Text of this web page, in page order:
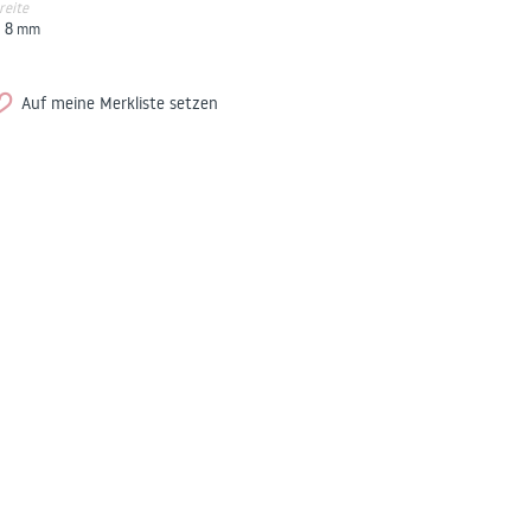
8 mm
Auf meine Merkliste setzen